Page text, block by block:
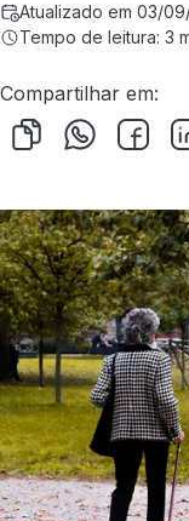
Atualizado em 03/
Tempo de leitura: 3
Compartilhar em: